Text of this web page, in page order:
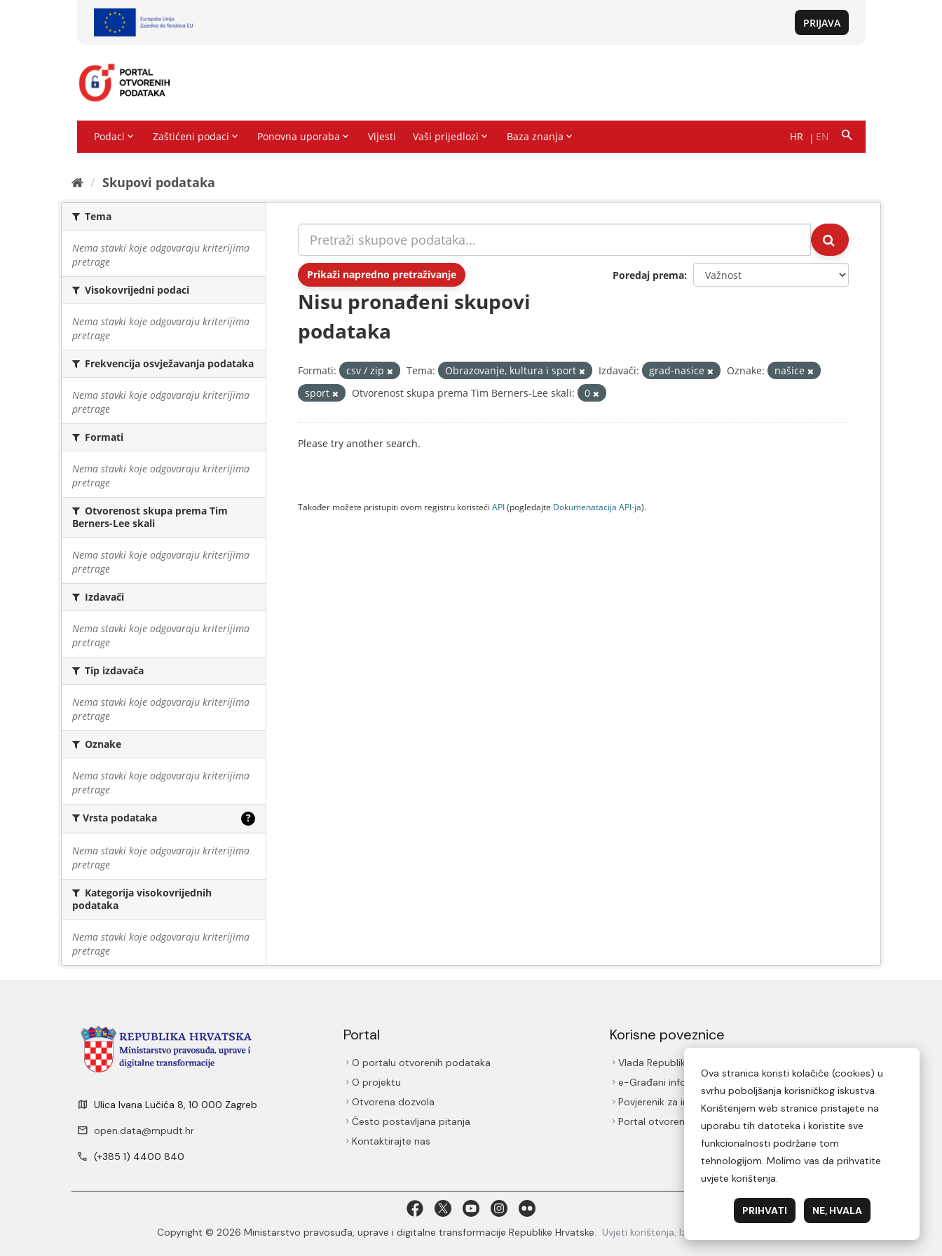
Skupovi podаtаkа
Tema
Nema stavki koje odgovaraju kriterijima
pretrage
Visokovrijedni podaci
Nema stavki koje odgovaraju kriterijima
pretrage
Frekvencija osvježavanja podataka
Nema stavki koje odgovaraju kriterijima
pretrage
Formati
Nema stavki koje odgovaraju kriterijima
pretrage
Otvorenost skupa prema Tim
Berners-Lee skali
Nema stavki koje odgovaraju kriterijima
pretrage
Izdavači
Nema stavki koje odgovaraju kriterijima
pretrage
Tip izdavača
Nema stavki koje odgovaraju kriterijima
pretrage
Oznake
Nema stavki koje odgovaraju kriterijima
pretrage
Vrsta podataka ?
Nema stavki koje odgovaraju kriterijima
pretrage
Kategorija visokovrijednih
podataka
Nema stavki koje odgovaraju kriterijima
pretrage
Prikaži napredno pretraživanje Poredaj prema
Nisu pronađeni skupovi
podataka
Formati: csv / zip Tema: Obrazovanje, kultura i sport Izdavači: grad-nasice Oznake:
našice
sport
Otvorenost skupa prema Tim Berners-Lee skali: 0
Please try another search.
Također možete pristupiti ovom registru koristeći API(pogledajte Dokumenаtаcijа API-jа).